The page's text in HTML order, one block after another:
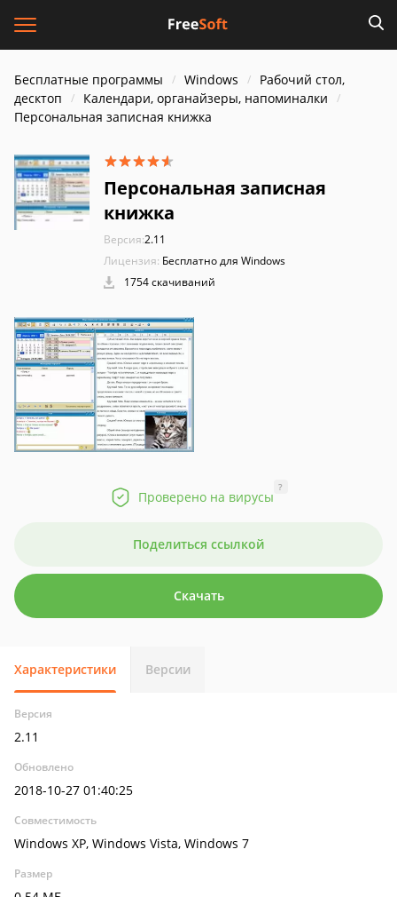
Бесплатные программы Windows
Рабочий стол,
десктоп
Календари, органайзеры, напоминалки
Персональная записная книжка
Персональная записная
книжка
Версия:2.11
Лицензия: Бесплатно для Windows
1754 скачиваний
Проверено на вирусы
?
Поделиться ссылкой
Скачать
Характеристики Версии
Версия
2.11
Обновлено
2018-10-27 01:40:25
Совместимость
Windows XP, Windows Vista, Windows 7
Размер